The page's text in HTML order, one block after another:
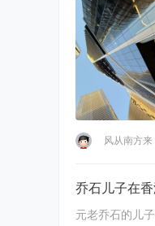
风从南方来
乔石儿子在
元老乔石的儿子据报在